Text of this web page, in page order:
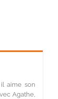
aime son
Agathe,